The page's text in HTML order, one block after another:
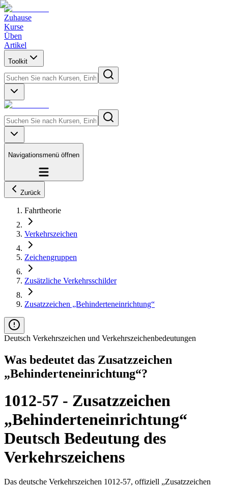
Zuhause
Kurse
Üben
Artikel
Toolkit
Navigationsmenü öffnen
Zurück
Fahrtheorie
Verkehrszeichen
Zeichengruppen
Zusätzliche Verkehrsschilder
Zusatzzeichen „Behinderteneinrichtung“
Deutsch Verkehrszeichen und Verkehrszeichenbedeutungen
Was bedeutet das Zusatzzeichen
„Behinderteneinrichtung“?
1012-57 - Zusatzzeichen
„Behinderteneinrichtung“
Deutsch Bedeutung des
Verkehrszeichens
Das deutsche Verkehrszeichen 1012-57, offiziell „Zusatzzeichen